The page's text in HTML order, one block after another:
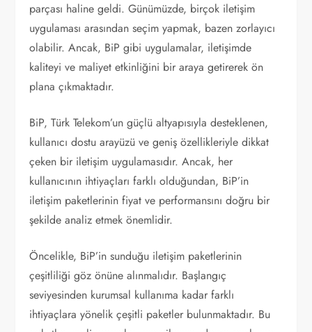
parçası haline geldi. Günümüzde, birçok iletişim
uygulaması arasından seçim yapmak, bazen zorlayıcı
olabilir. Ancak, BiP gibi uygulamalar, iletişimde
kaliteyi ve maliyet etkinliğini bir araya getirerek ön
plana çıkmaktadır.
BiP, Türk Telekom’un güçlü altyapısıyla desteklenen,
kullanıcı dostu arayüzü ve geniş özellikleriyle dikkat
çeken bir iletişim uygulamasıdır. Ancak, her
kullanıcının ihtiyaçları farklı olduğundan, BiP’in
iletişim paketlerinin fiyat ve performansını doğru bir
şekilde analiz etmek önemlidir.
Öncelikle, BiP’in sunduğu iletişim paketlerinin
çeşitliliği göz önüne alınmalıdır. Başlangıç ​​
seviyesinden kurumsal kullanıma kadar farklı
ihtiyaçlara yönelik çeşitli paketler bulunmaktadır. Bu